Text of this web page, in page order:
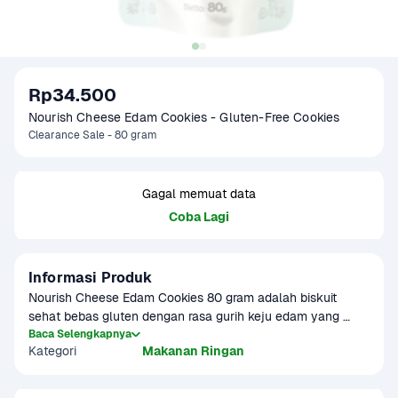
Rp34.500
Nourish Cheese Edam Cookies - Gluten-Free Cookies
Clearance Sale - 80 gram
Gagal memuat data
Coba Lagi
Informasi Produk
Nourish Cheese Edam Cookies 80 gram adalah biskuit
sehat bebas gluten dengan rasa gurih keju edam yang
lezat. Terbuat dari bahan-bahan alami tanpa tambahan
pengawet, pewarna, dan gula rafinasi. Cocok untuk camilan
Baca Selengkapnya
Kategori Makanan Ringan